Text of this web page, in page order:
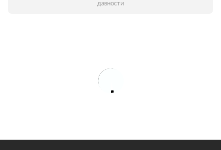
давности